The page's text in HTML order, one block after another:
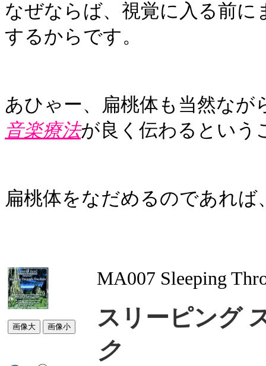
なぜならば、視覚に入る前
するからです。
あひゃー、扁桃体も当然なが
音楽療法が良く伝わるという
扁桃体をなだめるのであれ
MA007 Sleeping
スリーピング
ク